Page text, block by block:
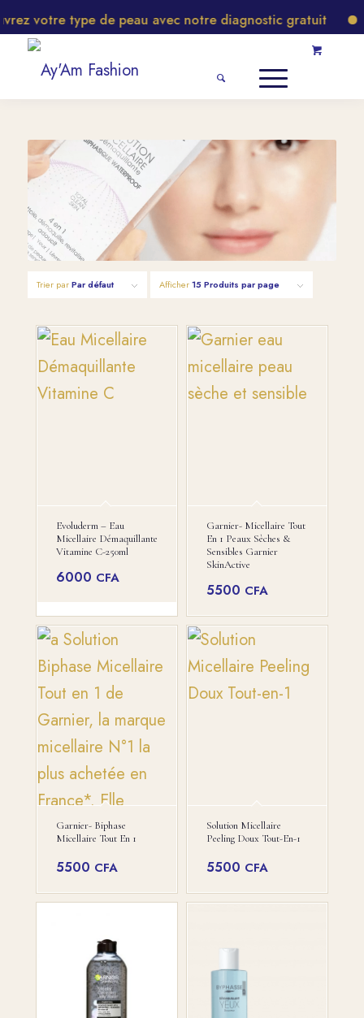
votre type de peau avec notre diagnostic gratuit
Trier parPar défaut Afficher15 Produits par page
Evoluderm – Eau
Micellaire Démaquillante
Vitamine C-250ml
6000 CFA
Garnier- Micellaire Tout
En 1 Peaux Sèches &
Sensibles Garnier
SkinActive
5500 CFA
Garnier- Biphase
Micellaire Tout En 1
5500 CFA
Solution Micellaire
Peeling Doux Tout-En-1
5500 CFA